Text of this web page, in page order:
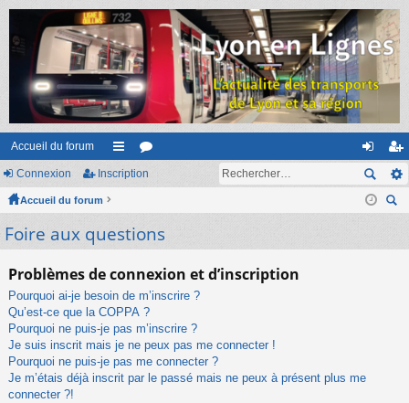
Accueil du forum
ac
ur
s
or
m
on
ne
ns
cri
Connexion Inscription
Accueil du forum
Foire aux questions
Problèmes de connexion et d’inscription
Pourquoi ai-je besoin de m’inscrire ?
Qu’est-ce que la COPPA ?
Pourquoi ne puis-je pas m’inscrire ?
Je suis inscrit mais je ne peux pas me connecter !
Pourquoi ne puis-je pas me connecter ?
Je m’étais déjà inscrit par le passé mais ne peux à présent plus me
connecter ?!